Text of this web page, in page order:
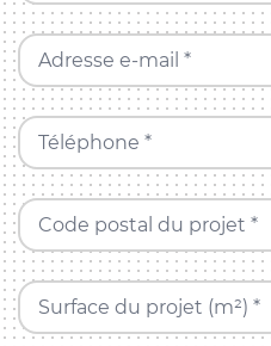
Adresse e-mail *
Téléphone *
Code postal du projet *
Surface du projet (m²) *